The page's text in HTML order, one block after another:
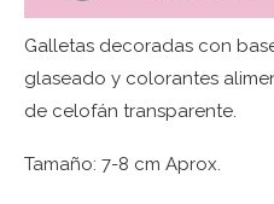
Galletas decoradas con
glaseado y colorantes
de celofán transparente.
Tamaño: 7-8 cm Aprox.